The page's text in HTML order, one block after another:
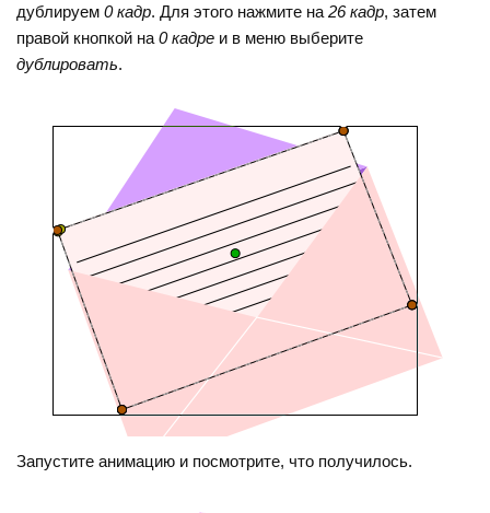
дублируем0 кадр. Для этого нажмите на26 кадр, затем
правой кнопкой на0 кадре и в меню выберите
дублировать.
Запустите анимацию и посмотрите, что получилось.